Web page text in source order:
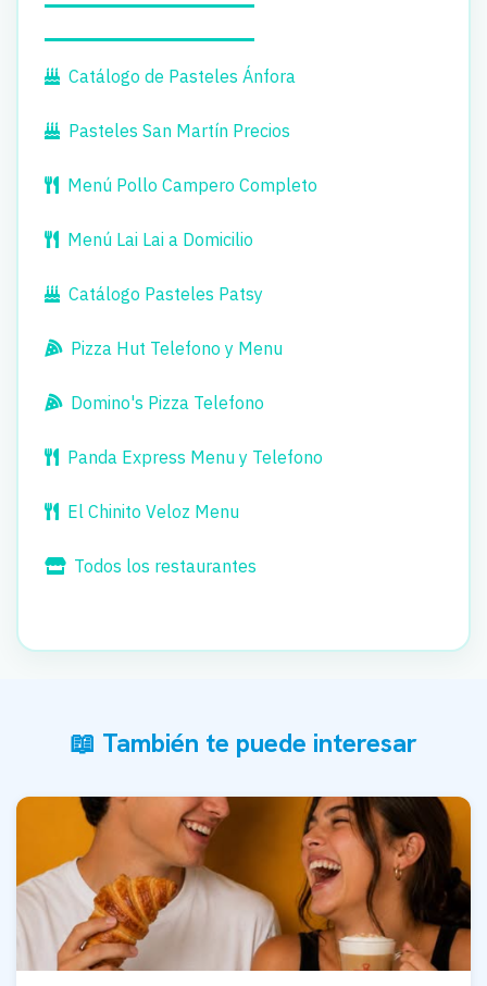
Catálogo de Pasteles Ánfora
Pasteles San Martín Precios
Menú Pollo Campero Completo
Menú Lai Lai a Domicilio
Catálogo Pasteles Patsy
Pizza Hut Telefono y Menu
Domino's Pizza Telefono
Panda Express Menu y Telefono
El Chinito Veloz Menu
Todos los restaurantes
📖 También te puede interesar